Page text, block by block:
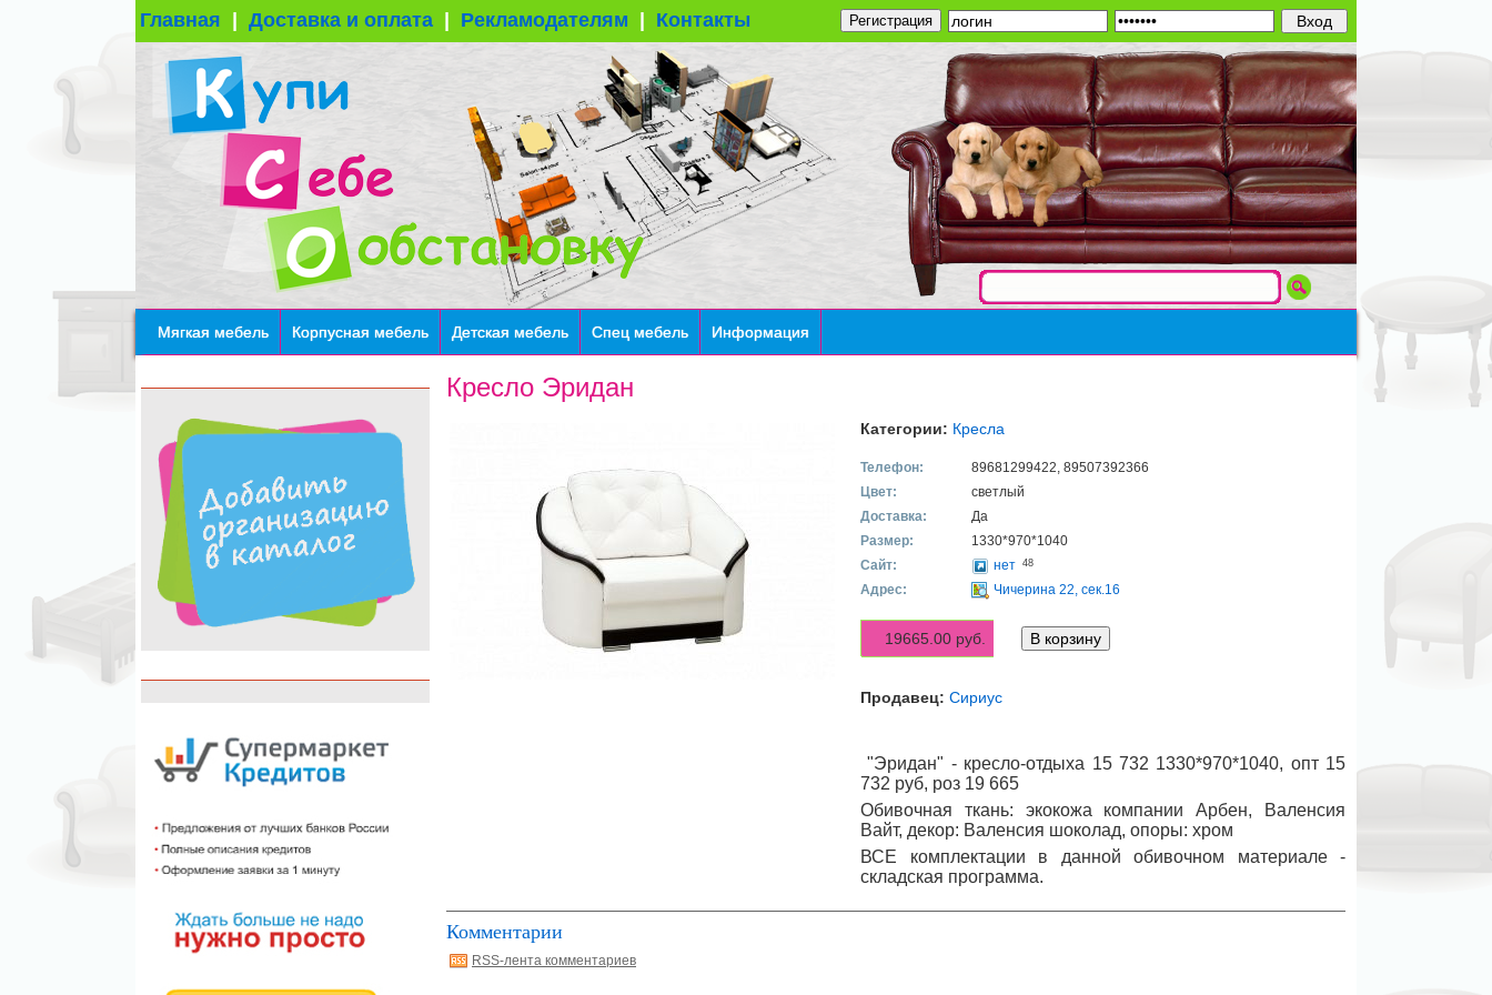
Главная Доставка и оплата Рекламодателям Контакты Регистрация
Мягкая мебель Корпусная мебель Детская мебель Спец мебель Информация
Кресло Эридан
Категории: Кресла
Телефон:
89681299422, 89507392366
Цвет:
светлый
Доставка:
Да
Размер:
1330*970*1040
Сайт:
нет 48
Адрес: Чичерина 22, сек.16
19665.00 руб.
Продавец: Сириус
"Эридан" - кресло-отдыха 15 732 1330*970*1040, опт 15
732 руб, роз 19 665
Обивочная ткань: экокожа компании Арбен, Валенсия
Вайт, декор: Валенсия шоколад, опоры: хром
ВСЕ комплектации в данной обивочном материале -
складская программа.
Комментарии
RSS-лента комментариев